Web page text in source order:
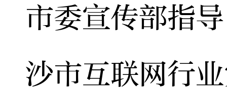
市委宣传部指
沙市互联网行